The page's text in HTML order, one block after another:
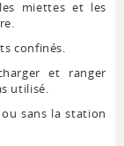
miettes et les
confinés.
et ranger
utilisé.
sans la station